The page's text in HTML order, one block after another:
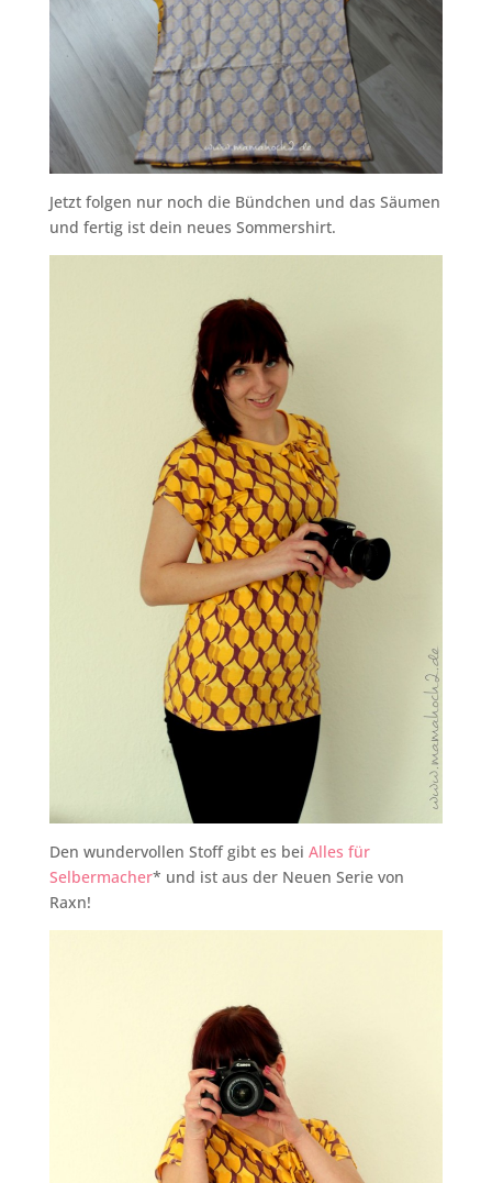
Jetzt folgen nur noch die Bündchen und das Säumen
und fertig ist dein neues Sommershirt.
Den wundervollen Stoff gibt es bei Alles für
Selbermacher* und ist aus der Neuen Serie von
Raxn!